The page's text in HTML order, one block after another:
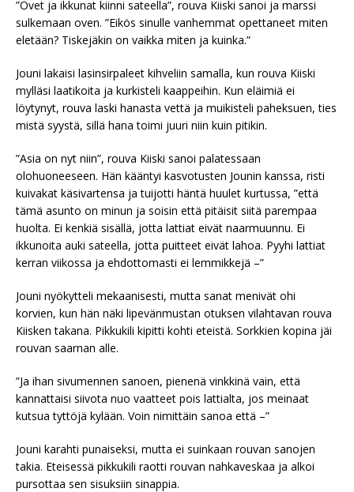
”Ovet ja ikkunat kiinni sateella”, rouva Kiiski sanoi ja marssi
sulkemaan oven. ”Eikös sinulle vanhemmat opettaneet miten
eletään? Tiskejäkin on vaikka miten ja kuinka.”
Jouni lakaisi lasinsirpaleet kihveliin samalla, kun rouva Kiiski
mylläsi laatikoita ja kurkisteli kaappeihin. Kun eläimiä ei
löytynyt, rouva laski hanasta vettä ja muikisteli paheksuen, ties
mistä syystä, sillä hana toimi juuri niin kuin pitikin.
”Asia on nyt niin”, rouva Kiiski sanoi palatessaan
olohuoneeseen. Hän kääntyi kasvotusten Jounin kanssa, risti
kuivakat käsivartensa ja tuijotti häntä huulet kurtussa, ”että
tämä asunto on minun ja soisin että pitäisit siitä parempaa
huolta. Ei kenkiä sisällä, jotta lattiat eivät naarmuunnu. Ei
ikkunoita auki sateella, jotta puitteet eivät lahoa. Pyyhi lattiat
kerran viikossa ja ehdottomasti ei lemmikkejä –”
Jouni nyökytteli mekaanisesti, mutta sanat menivät ohi
korvien, kun hän näki lipevänmustan otuksen vilahtavan rouva
Kiisken takana. Pikkukili kipitti kohti eteistä. Sorkkien kopina jäi
rouvan saarnan alle.
”Ja ihan sivumennen sanoen, pienenä vinkkinä vain, että
kannattaisi siivota nuo vaatteet pois lattialta, jos meinaat
kutsua tyttöjä kylään. Voin nimittäin sanoa että –”
Jouni karahti punaiseksi, mutta ei suinkaan rouvan sanojen
takia. Eteisessä pikkukili raotti rouvan nahkaveskaa ja alkoi
pursottaa sen sisuksiin sinappia.